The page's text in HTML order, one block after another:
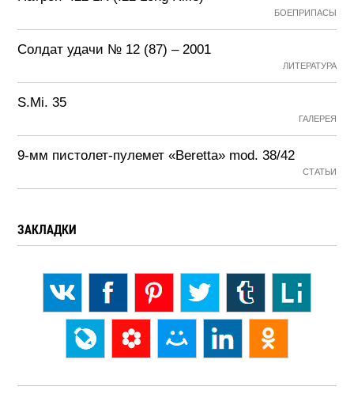
БОЕПРИПАСЫ
Солдат удачи № 12 (87) – 2001
ЛИТЕРАТУРА
S.Mi. 35
ГАЛЕРЕЯ
9-мм пистолет-пулемет «Beretta» mod. 38/42
СТАТЬИ
ЗАКЛАДКИ